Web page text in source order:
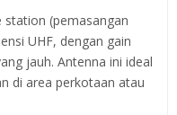
station (pemasangan
UHF, dengan gain
jauh. Antenna ini ideal
di area perkotaan atau